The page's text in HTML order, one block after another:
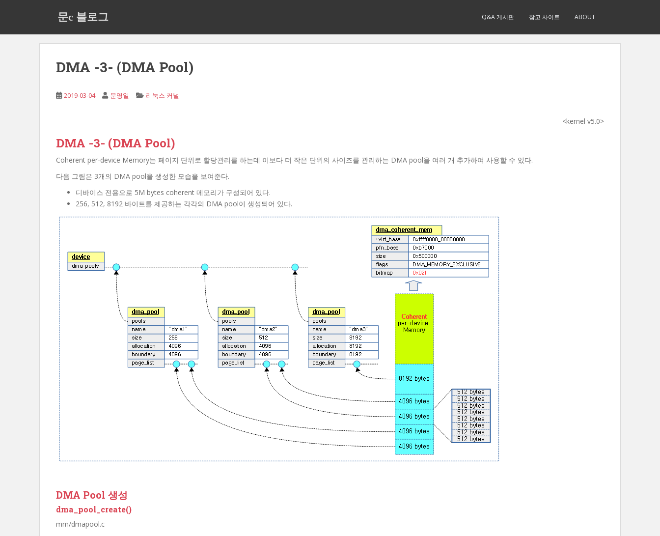
문c 블로그 Q&A 게시판 참고 사이트 ABOUT
DMA -3- (DMA Pool)
2019-03-04 문영일 리눅스 커널
<kernel v5.0>
DMA -3- (DMA Pool)
Coherent per-device Memory는 페이지 단위로 할당관리를 하는데 이보다 더 작은 단위의 사이즈를 관리하는 DMA pool을 여러 개 추가하여 사용할 수 있다.
다음 그림은 3개의 DMA pool을 생성한 모습을 보여준다.
디바이스 전용으로 5M bytes coherent 메모리가 구성되어 있다.
256, 512, 8192 바이트를 제공하는 각각의 DMA pool이 생성되어 있다.
DMA Pool 생성
dma_pool_create()
mm/dmapool.c